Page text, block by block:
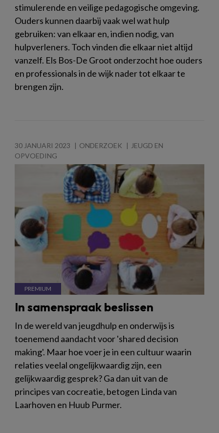
stimulerende en veilige pedagogische omgeving.
Ouders kunnen daarbij vaak wel wat hulp
gebruiken: van elkaar en, indien nodig, van
hulpverleners. Toch vinden die elkaar niet altijd
vanzelf. Els Bos-De Groot onderzocht hoe ouders
en professionals in de wijk nader tot elkaar te
brengen zijn.
30 JANUARI 2023 ONDERZOEK
JEUGD EN
OPVOEDING
In samenspraak beslissen
In de wereld van jeugdhulp en onderwijs is
toenemend aandacht voor 'shared decision
making'. Maar hoe voer je in een cultuur waarin
relaties veelal ongelijkwaardig zijn, een
gelijkwaardig gesprek? Ga dan uit van de
principes van cocreatie, betogen Linda van
Laarhoven en Huub Purmer.